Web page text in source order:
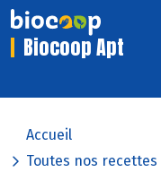
Biocoop Apt
Accueil
Toutes nos recettes